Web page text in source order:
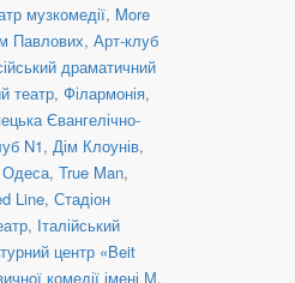
музкомедії, More
Павлових, Арт-клуб
драматичний
театр, Філармонія,
Євангелічно-
N1, Дім Клоунів,
Одеса, True Man,
Line, Стадіон
, Італійський
центр «Beit
комедії імені М.